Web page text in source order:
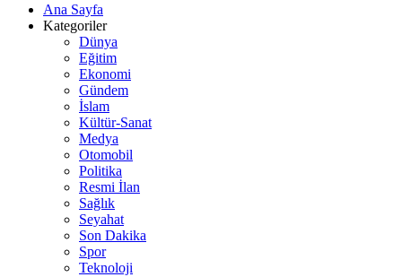
Ana Sayfa
Kategoriler
Dünya
Eğitim
Ekonomi
Gündem
İslam
Kültür-Sanat
Medya
Otomobil
Politika
Resmi İlan
Sağlık
Seyahat
Son Dakika
Spor
Teknoloji